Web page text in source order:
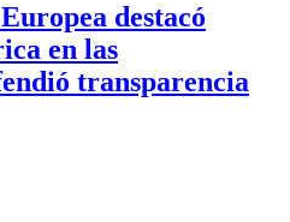
destacó
en las
transparencia